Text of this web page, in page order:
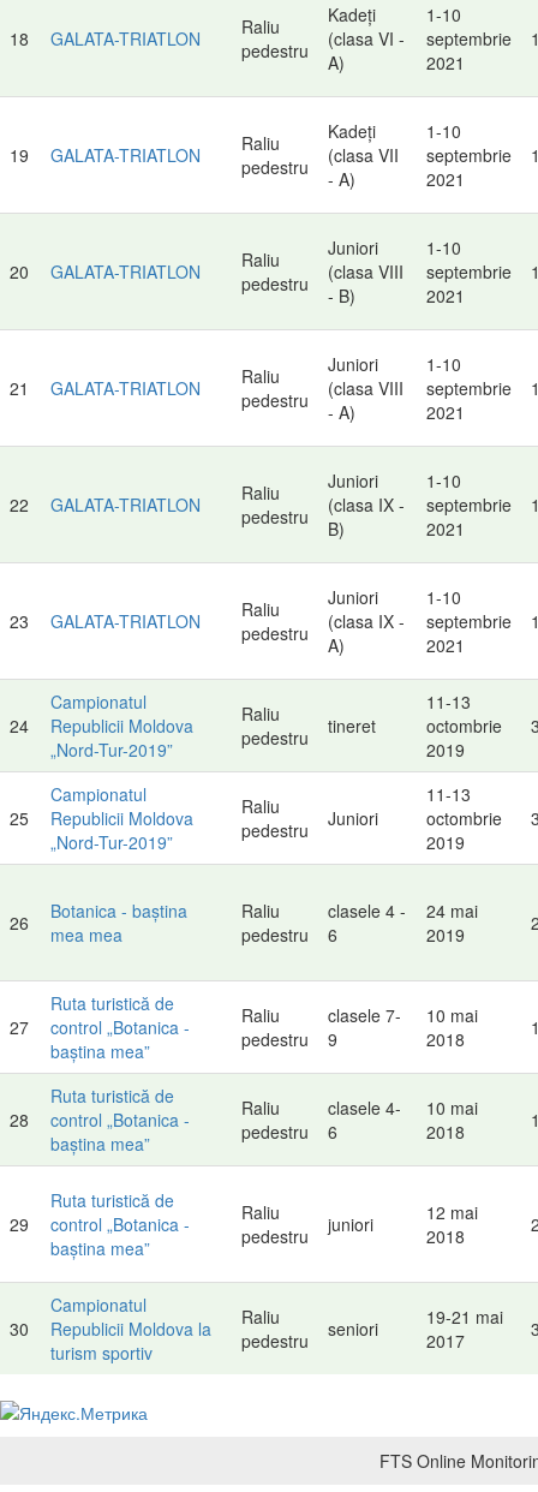
18 GALATA-TRIATLON
Raliu
pedestru
Kadeți
(clasa VI -
A)
1-10
septembrie
2021
19 GALATA-TRIATLON
Raliu
pedestru
Kadeți
(clasa VII
- A)
1-10
septembrie
2021
20 GALATA-TRIATLON
Raliu
pedestru
Juniori
(clasa VIII
- B)
1-10
septembrie
2021
21 GALATA-TRIATLON
Raliu
pedestru
Juniori
(clasa VIII
- A)
1-10
septembrie
2021
22 GALATA-TRIATLON
Raliu
pedestru
Juniori
(clasa IX -
B)
1-10
septembrie
2021
23 GALATA-TRIATLON
Raliu
pedestru
Juniori
(clasa IX -
A)
1-10
septembrie
2021
24
Campionatul
Republicii Moldova
„Nord-Tur-2019”
Raliu
pedestru
tineret
11-13
octombrie
2019
25
Campionatul
Republicii Moldova
„Nord-Tur-2019”
Raliu
pedestru
Juniori
11-13
octombrie
2019
26
Botanica - baștina
mea mea
Raliu
pedestru
clasele 4 -
6
24 mai
2019
27
Ruta turistică de
control „Botanica -
baștina mea”
Raliu
pedestru
clasele 7-
9
10 mai
2018
28
Ruta turistică de
control „Botanica -
baștina mea”
Raliu
pedestru
clasele 4-
6
10 mai
2018
29
Ruta turistică de
control „Botanica -
baștina mea”
Raliu
pedestru
juniori
12 mai
2018
30
Campionatul
Republicii Moldova la
turism sportiv
Raliu
pedestru
seniori
19-21 mai
2017
FTS Online